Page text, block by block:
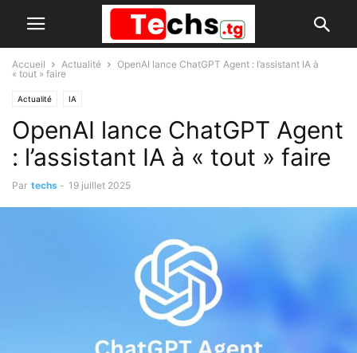
Accueil Actualité
OpenAI lance ChatGPT Agent : l’assistant IA à
« tout » faire
Actualité IA
OpenAI lance ChatGPT Agent
: l’assistant IA à « tout » faire
Par techs - 19 juillet 2025